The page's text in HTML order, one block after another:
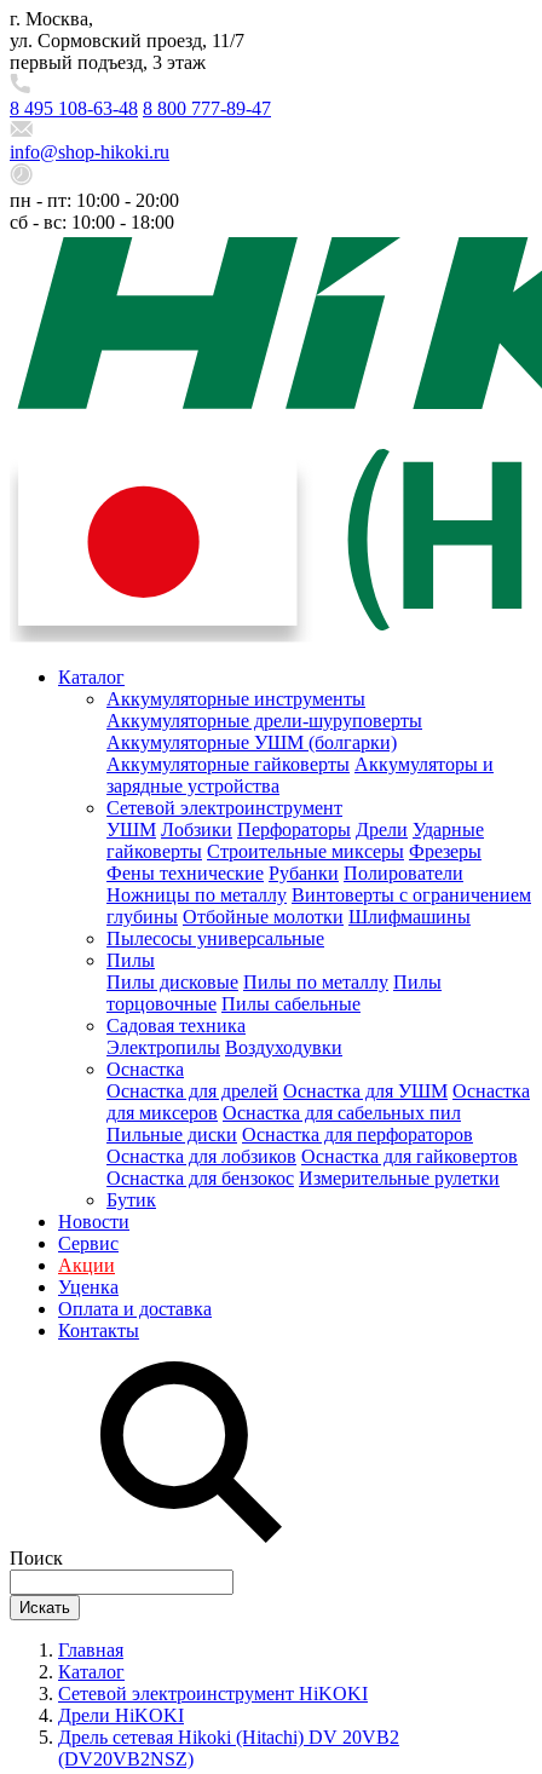
г. Москва,
ул. Сормовский проезд, 11/7
первый подъезд, 3 этаж
8 495 108-63-48 8 800 777-89-47
info@shop-hikoki.ru
пн - пт: 10:00 - 20:00
сб - вс: 10:00 - 18:00
Каталог
Аккумуляторные инструменты
Аккумуляторные дрели-шуруповерты
Аккумуляторные УШМ (болгарки)
Аккумуляторные гайковерты Аккумуляторы и
зарядные устройства
Сетевой электроинструмент
УШМ Лобзики Перфораторы Дрели Ударные
гайковерты Строительные миксеры Фрезеры
Фены технические Рубанки Полирователи
Ножницы по металлу Винтоверты с ограничением
глубины Отбойные молотки Шлифмашины
Пылесосы универсальные
Пилы
Пилы дисковые Пилы по металлу Пилы
торцовочные Пилы сабельные
Садовая техника
Электропилы Воздуходувки
Оснастка
Оснастка для дрелей Оснастка для УШМ Оснастка
для миксеров Оснастка для сабельных пил
Пильные диски Оснастка для перфораторов
Оснастка для лобзиков Оснастка для гайковертов
Оснастка для бензокос Измерительные рулетки
Бутик
Новости
Сервис
Акции
Уценка
Оплата и доставка
Контакты
Поиск
Искать
Главная
Каталог
Сетевой электроинструмент HiKOKI
Дрели HiKOKI
Дрель сетевая Hikoki (Hitachi) DV 20VB2
(DV20VB2NSZ)